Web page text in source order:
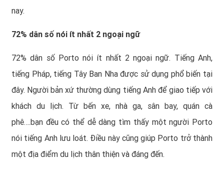
nay.
72% dân số nói ít nhất 2 ngoại ngữ
72% dân số Porto nói ít nhất 2 ngoại ngữ. Tiếng Anh,
tiếng Pháp, tiếng Tây Ban Nha được sử dụng phổ biến tại
đây. Người bản xứ thường dùng tiếng Anh để giao tiếp với
khách du lịch. Từ bến xe, nhà ga, sân bay, quán cà
phê….bạn đều có thể dễ dàng tìm thấy một người Porto
nói tiếng Anh lưu loát. Điều này cũng giúp Porto trở thành
một địa điểm du lịch thân thiện và đáng đến.